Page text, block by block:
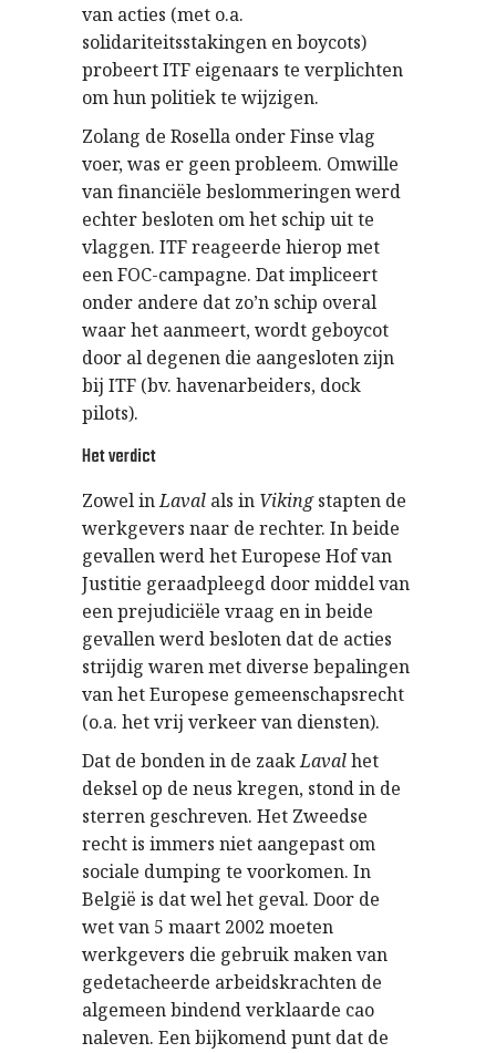
van acties (met o.a.
solidariteitsstakingen en boycots)
probeert ITF eigenaars te verplichten
om hun politiek te wijzigen.
Zolang de Rosella onder Finse vlag
voer, was er geen probleem. Omwille
van financiële beslommeringen werd
echter besloten om het schip uit te
vlaggen. ITF reageerde hierop met
een FOC-campagne. Dat impliceert
onder andere dat zo’n schip overal
waar het aanmeert, wordt geboycot
door al degenen die aangesloten zijn
bij ITF (bv. havenarbeiders, dock
pilots).
Het verdict
Zowel inLaval als in Vikingstapten de
werkgevers naar de rechter. In beide
gevallen werd het Europese Hof van
Justitie geraadpleegd door middel van
een prejudiciële vraag en in beide
gevallen werd besloten dat de acties
strijdig waren met diverse bepalingen
van het Europese gemeenschapsrecht
(o.a. het vrij verkeer van diensten).
Dat de bonden in de zaakLavalhet
deksel op de neus kregen, stond in de
sterren geschreven. Het Zweedse
recht is immers niet aangepast om
sociale dumping te voorkomen. In
België is dat wel het geval. Door de
wet van 5 maart 2002 moeten
werkgevers die gebruik maken van
gedetacheerde arbeidskrachten de
algemeen bindend verklaarde cao
naleven. Een bijkomend punt dat de